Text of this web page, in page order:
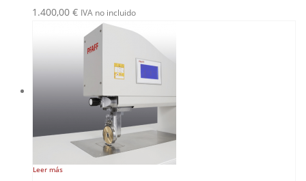
1.400,00 € IVA no incluido
Leer más